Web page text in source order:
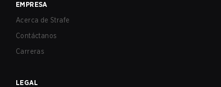
EMPRESA
Acerca de Strafe
Contáctanos
Carreras
LEGAL